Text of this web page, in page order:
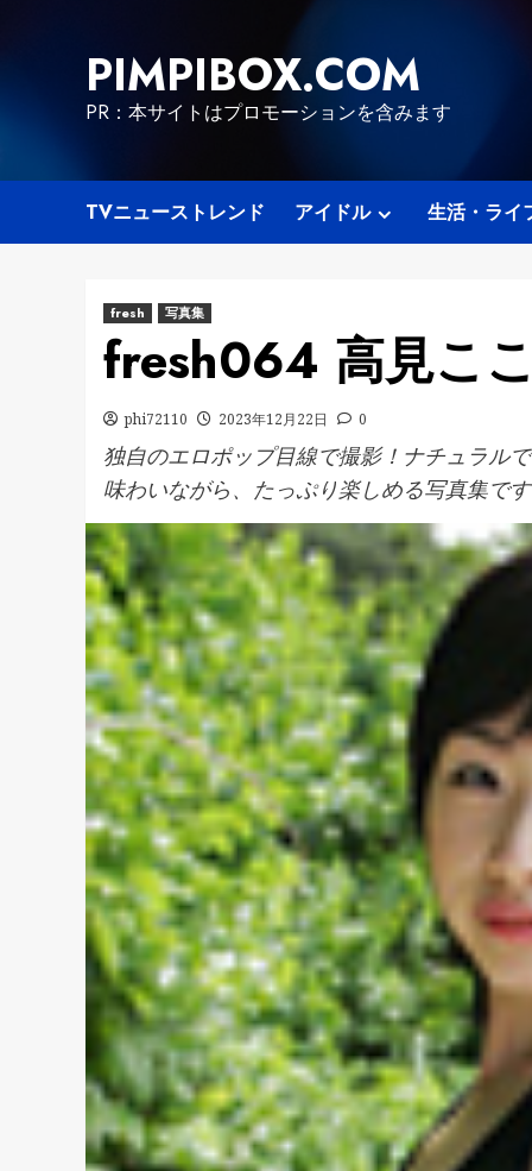
PIMPIBOX.COM
PR：本サイトはプロモーションを含みます
TVニューストレンド アイドル 生活・ライ
fresh 写真集
fresh064 高見こ
phi72110 2023年12月22日 0
独自のエロポップ目線で撮影！ナチュラル
味わいながら、たっぷり楽しめる写真集で